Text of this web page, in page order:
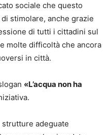
sociale che questo
stimolare, anche grazie
di tutti i cittadini sul
molte difficoltà che ancora
in città.
«L’acqua non ha
adeguate